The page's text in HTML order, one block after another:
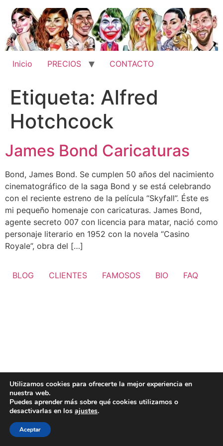
contenido
Inicio PRECIOS CONTACTO
Etiqueta: Alfred
Hotchcock
James Bond Caricaturas
Bond, James Bond. Se cumplen 50 años del nacimiento
cinematográfico de la saga Bond y se está celebrando
con el reciente estreno de la película “Skyfall”. Éste es
mi pequeño homenaje con caricaturas. James Bond,
agente secreto 007 con licencia para matar, nació como
personaje literario en 1952 con la novela “Casino
Royale”, obra del […]
BLOG CLIENTES FAMOSOS BIO FAQ
Utilizamos cookies para ofrecerte la mejor experiencia en
nuestra web.
Puedes aprender más sobre qué cookies utilizamos o
desactivarlas en los ajustes.
Aceptar